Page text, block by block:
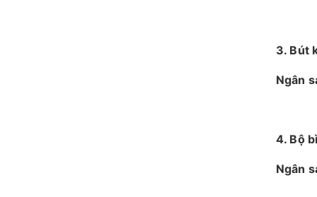
3. Bút
Ngân
4. Bộ
Ngân